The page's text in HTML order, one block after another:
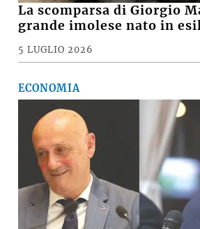
La scomparsa di Giorgio
grande imolese nato in
5 LUGLIO 2026
ECONOMIA